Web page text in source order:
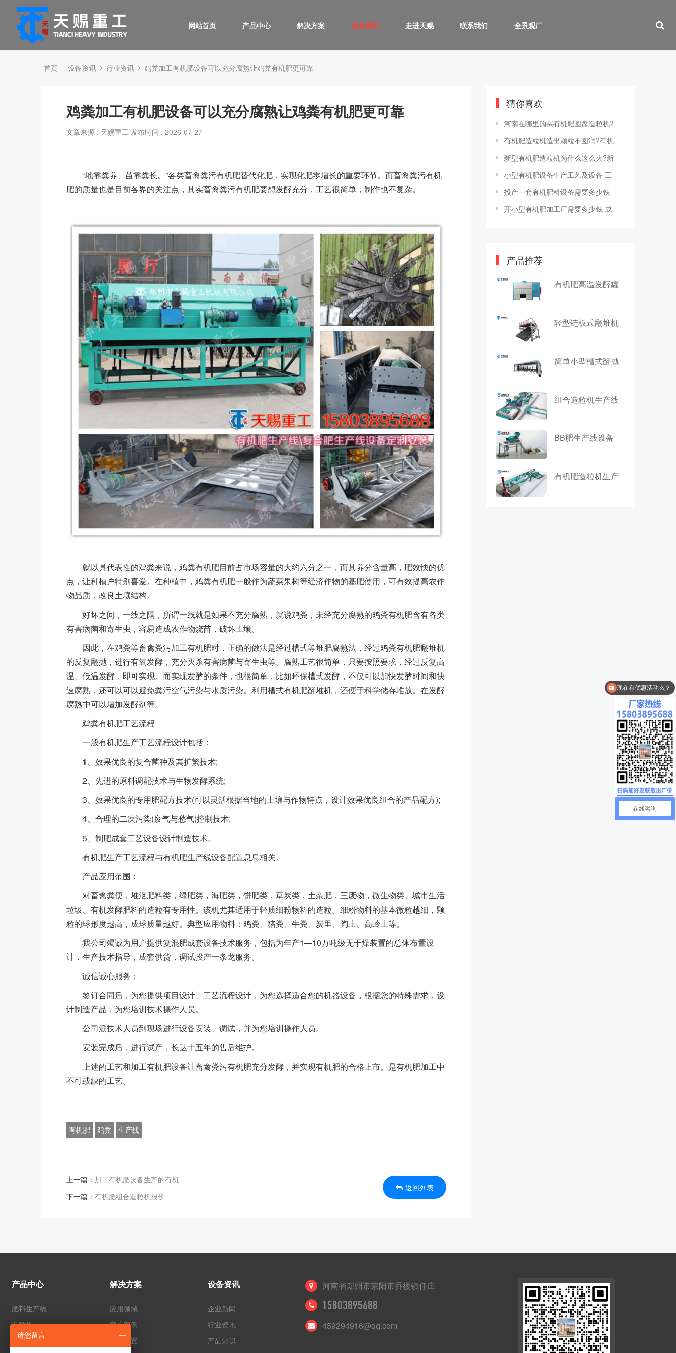
网站首页 产品中心 解决方案 设备资讯 走进天赐 联系我们 全景观厂
首页 设备资讯 行业资讯 鸡粪加工有机肥设备可以充分腐熟让鸡粪有机肥更可靠
鸡粪加工有机肥设备可以充分腐熟让鸡粪有机肥更可靠
文章来源 : 天赐重工 发布时间 : 2026-07-27
“地靠粪养、苗靠粪长。”各类畜禽粪污有机肥替代化肥，实现化肥零增长的重要环节。而畜禽粪污有机
肥的质量也是目前各界的关注点，其实畜禽粪污有机肥要想发酵充分，工艺很简单，制作也不复杂。
就以具代表性的鸡粪来说，鸡粪有机肥目前占市场容量的大约六分之一，而其养分含量高，肥效快的优
点，让种植户特别喜爱。在种植中，鸡粪有机肥一般作为蔬菜果树等经济作物的基肥使用，可有效提高农作
物品质，改良土壤结构。
好坏之间，一线之隔，所谓一线就是如果不充分腐熟，就说鸡粪，未经充分腐熟的鸡粪有机肥含有各类
有害病菌和寄生虫，容易造成农作物烧苗，破坏土壤。
因此，在鸡粪等畜禽粪污加工有机肥时，正确的做法是经过槽式等堆肥腐熟法，经过鸡粪有机肥翻堆机
的反复翻抛，进行有氧发酵，充分灭杀有害病菌与寄生虫等。腐熟工艺很简单，只要按照要求，经过反复高
温、低温发酵，即可实现。而实现发酵的条件，也很简单，比如环保槽式发酵，不仅可以加快发酵时间和快
速腐熟，还可以可以避免粪污空气污染与水质污染。利用槽式有机肥翻堆机，还便于科学储存堆放。在发酵
腐熟中可以增加发酵剂等。
鸡粪有机肥工艺流程
一般有机肥生产工艺流程设计包括：
1、效果优良的复合菌种及其扩繁技术;
2、先进的原料调配技术与生物发酵系统;
3、效果优良的专用肥配方技术(可以灵活根据当地的土壤与作物特点，设计效果优良组合的产品配方);
4、合理的二次污染(废气与愁气)控制技术;
5、制肥成套工艺设备设计制造技术。
有机肥生产工艺流程与有机肥生产线设备配置息息相关。
产品应用范围：
对畜禽粪便，堆沤肥料类，绿肥类，海肥类，饼肥类，草炭类，土杂肥，三废物，微生物类、城市生活
垃圾、有机发酵肥料的造粒有专用性。该机尤其适用于轻质细粉物料的造粒。细粉物料的基本微粒越细，颗
粒的球形度越高，成球质量越好。典型应用物料：鸡粪、猪粪、牛粪、炭里、陶土、高岭土等。
我公司竭诚为用户提供复混肥成套设备技术服务，包括为年产1—10万吨级无干燥装置的总体布置设
计，生产技术指导，成套供货，调试投产一条龙服务。
诚信诚心服务：
签订合同后，为您提供项目设计、工艺流程设计，为您选择适合您的机器设备，根据您的特殊需求，设
计制造产品，为您培训技术操作人员。
公司派技术人员到现场进行设备安装、调试，并为您培训操作人员。
安装完成后，进行试产，长达十五年的售后维护。
上述的工艺和加工有机肥设备让畜禽粪污有机肥充分发酵，并实现有机肥的合格上市。是有机肥加工中
不可或缺的工艺。
有机肥 鸡粪 生产线
上一篇： 加工有机肥设备生产的有机
下一篇： 有机肥组合造粒机报价
返回列表
猜你喜欢
河南在哪里购买有机肥圆盘造粒机?
有机肥造粒机造出颗粒不圆润?有机
新型有机肥造粒机为什么这么火?新
小型有机肥设备生产工艺及设备 工
投产一套有机肥料设备需要多少钱
开小型有机肥加工厂需要多少钱 成
产品推荐
有机肥高温发酵罐
轻型链板式翻堆机
简单小型槽式翻抛
组合造粒机生产线
BB肥生产线设备
有机肥造粒机生产
产品中心
肥料生产线
造粒机
发酵设备
解决方案
应用领域
客户案例
方案配置
设备资讯
企业新闻
行业资讯
产品知识
河南省郑州市荥阳市乔楼镇任庄
15803895688
459294916@qq.com
在线咨询
现在有优惠活动么？
请您留言